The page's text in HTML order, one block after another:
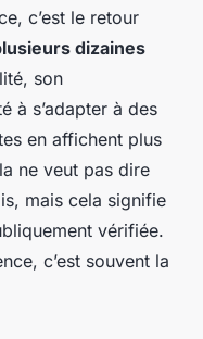
c’est le retour
dizaines
son
à s’adapter à des
en affichent plus
ne veut pas dire
mais cela signifie
vérifiée.
c’est souvent la